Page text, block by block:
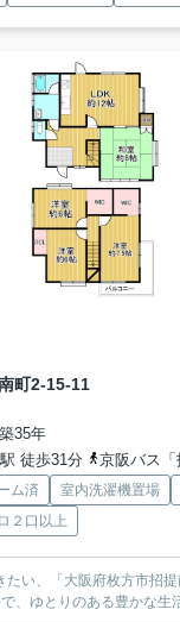
町2-15-11
35年
徒歩31分
京阪バス「招提
ム済 室内洗濯機置場
２口以上
い、「大阪府枚方市招提
、ゆとりのある豊かな生